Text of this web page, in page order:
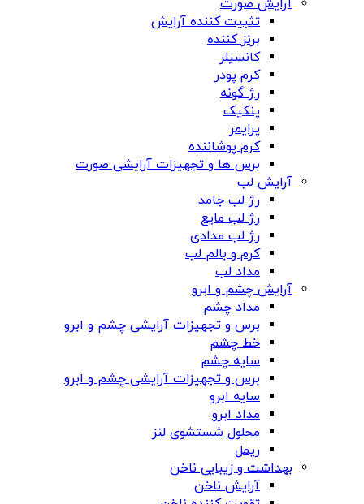
آرایش صورت
تثبیت کننده آرایش
برنز کننده
کانسیلر
کرم پودر
رژ گونه
پنکیک
پرایمر
کرم پوشاننده
برس ها و تجهیزات آرایشی صورت
آرایش لب
رژ لب جامد
رژ لب مایع
رژ لب مدادی
کرم و بالم لب
مداد لب
آرایش چشم و ابرو
مداد چشم
برس و تجهیزات آرایشی چشم و ابرو
خط چشم
سایه چشم
برس و تجهیزات آرایشی چشم و ابرو
سایه ابرو
مداد ابرو
محلول شستشوی لنز
ریمل
بهداشت و زیبایی ناخن
آرایش ناخن